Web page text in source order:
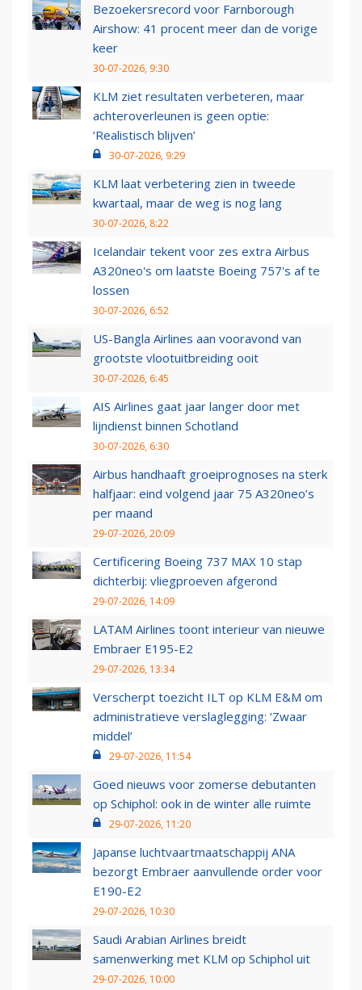
Bezoekersrecord voor Farnborough
Airshow: 41 procent meer dan de vorige
keer
30-07-2026, 9:30
KLM ziet resultaten verbeteren, maar
achteroverleunen is geen optie:
‘Realistisch blijven’
30-07-2026, 9:29
KLM laat verbetering zien in tweede
kwartaal, maar de weg is nog lang
30-07-2026, 8:22
Icelandair tekent voor zes extra Airbus
A320neo's om laatste Boeing 757's af te
lossen
30-07-2026, 6:52
US-Bangla Airlines aan vooravond van
grootste vlootuitbreiding ooit
30-07-2026, 6:45
AIS Airlines gaat jaar langer door met
lijndienst binnen Schotland
30-07-2026, 6:30
Airbus handhaaft groeiprognoses na sterk
halfjaar: eind volgend jaar 75 A320neo’s
per maand
29-07-2026, 20:09
Certificering Boeing 737 MAX 10 stap
dichterbij: vliegproeven afgerond
29-07-2026, 14:09
LATAM Airlines toont interieur van nieuwe
Embraer E195-E2
29-07-2026, 13:34
Verscherpt toezicht ILT op KLM E&M om
administratieve verslaglegging: ‘Zwaar
middel’
29-07-2026, 11:54
Goed nieuws voor zomerse debutanten
op Schiphol: ook in de winter alle ruimte
29-07-2026, 11:20
Japanse luchtvaartmaatschappij ANA
bezorgt Embraer aanvullende order voor
E190-E2
29-07-2026, 10:30
Saudi Arabian Airlines breidt
samenwerking met KLM op Schiphol uit
29-07-2026, 10:00